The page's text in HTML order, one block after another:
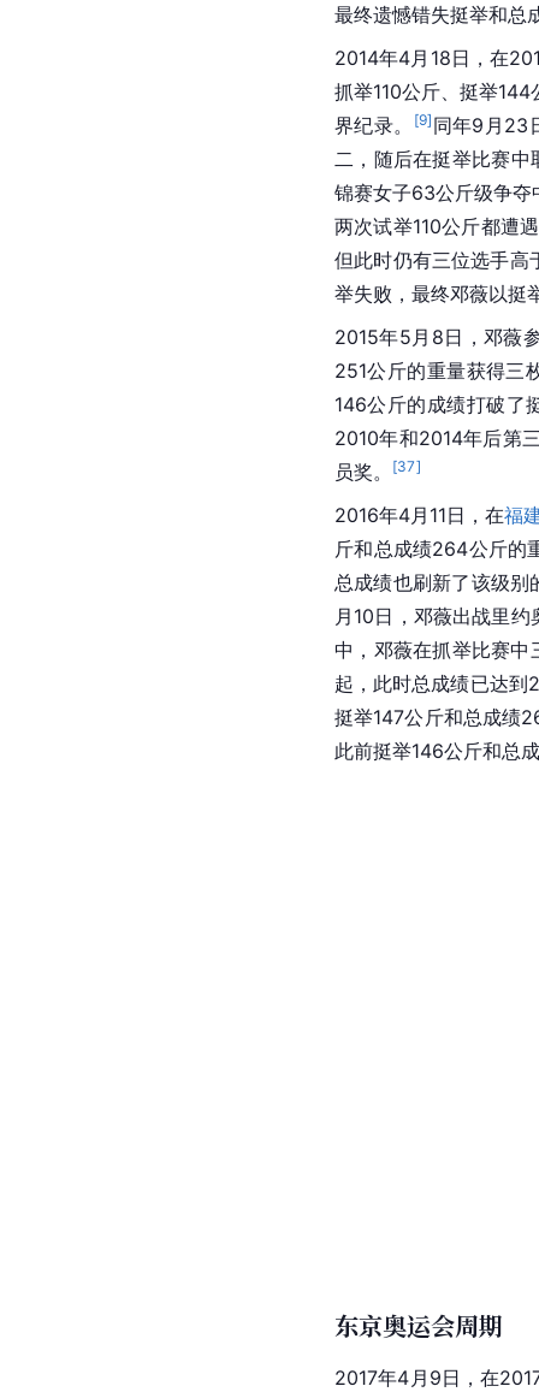
最终遗憾错失挺举和总
2014年4月18日，在
抓举110公斤、挺举
界纪录。
[9] 同年9月23
二，随后在挺举比赛
锦赛女子63公斤级争夺
两次试举110公斤都遭
但此时仍有三位选手高
举失败，最终邓薇以挺
2015年5月8日，邓薇
251公斤的重量获得三
146公斤的成绩打破了
2010年和2014年后第
员奖。
[37]
2016年4月11日，在福
斤和总成绩264公斤的
总成绩也刷新了该级
月10日，邓薇出战里
中，邓薇在抓举比赛中
起，此时总成绩已达到
挺举147公斤和总成绩
此前挺举146公斤和总
东京奥运会周期
2017年4月9日，在